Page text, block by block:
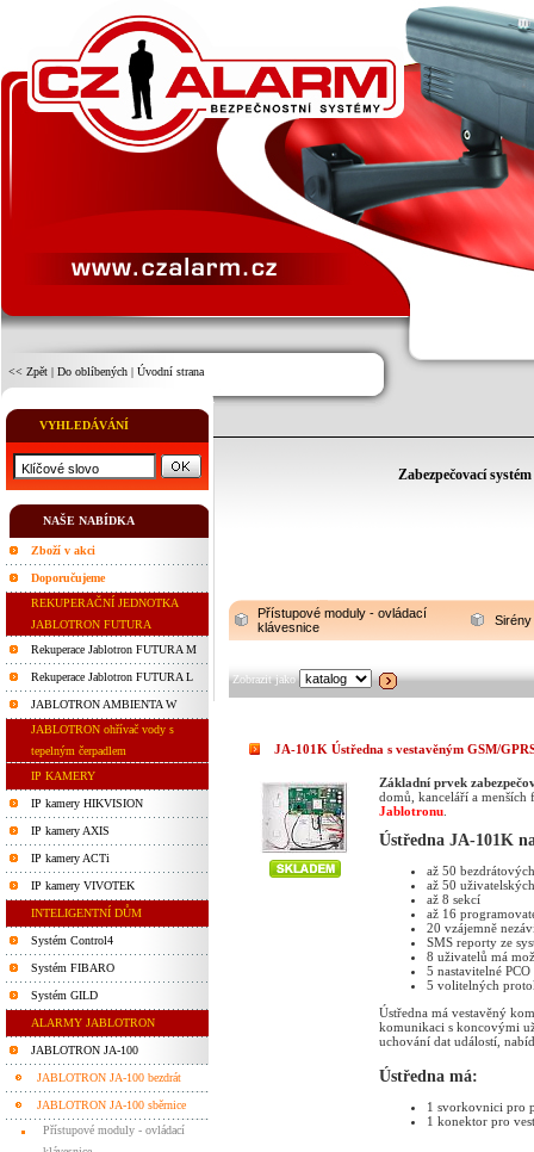
<< Zpět | Do oblíbených | Úvodní strana
VYHLEDÁVÁNÍ
NAŠE NABÍDKA
Zboží v akci
Doporučujeme
REKUPERAČNÍ JEDNOTKA
JABLOTRON FUTURA
Rekuperace Jablotron FUTURA M
Rekuperace Jablotron FUTURA L
JABLOTRON AMBIENTA W
JABLOTRON ohřívač vody s
tepelným čerpadlem
IP KAMERY
IP kamery HIKVISION
IP kamery AXIS
IP kamery ACTi
IP kamery VIVOTEK
INTELIGENTNÍ DŮM
Systém Control4
Systém FIBARO
Systém GILD
ALARMY JABLOTRON
JABLOTRON JA-100
JABLOTRON JA-100 bezdrát
JABLOTRON JA-100 sběrnice
Přístupové moduly - ovládací
Zabezpečovací
Přístupové moduly - ovládací
klávesnice
Sirény
Zobrazit jako
JA-101K Ústředna s vestavěným GSM/
Základní prvek
domů, kanceláří a menších
Jablotronu
Ústředna JA-101K
až 50
až 50
až 8 sekcí
až 16
20 vzájemně
SMS reporty ze
8 uživatelů má
5 nastavitelné PCO
5 volitelných
Ústředna má vestavěný
komunikaci s koncovými
uchování dat událostí,
Ústředna má:
1 svorkovnici pro
1 konektor pro